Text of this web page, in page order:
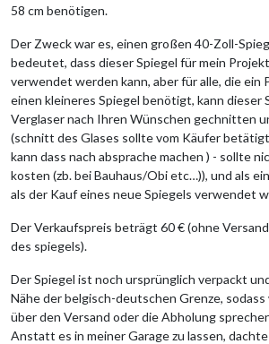
58 cm benötigen.
Der Zweck war es, einen großen 40-Zoll-
bedeutet, dass dieser Spiegel für mein
verwendet werden kann, aber für alle, die ein
einen kleineres Spiegel benötigt, kann dieser
Verglaser nach Ihren Wünschen gechnitten
(schnitt des Glases sollte vom Käufer
kann dass nach absprache machen ) - sollte
kosten (zb. bei Bauhaus/Obi etc…)), und als
als der Kauf eines neue Spiegels verwendet
Der Verkaufspreis beträgt 60 € (ohne
des spiegels).
Der Spiegel ist noch ursprünglich verpackt
Nähe der belgisch-deutschen Grenze,
über den Versand oder die Abholung
Anstatt es in meiner Garage zu lassen,